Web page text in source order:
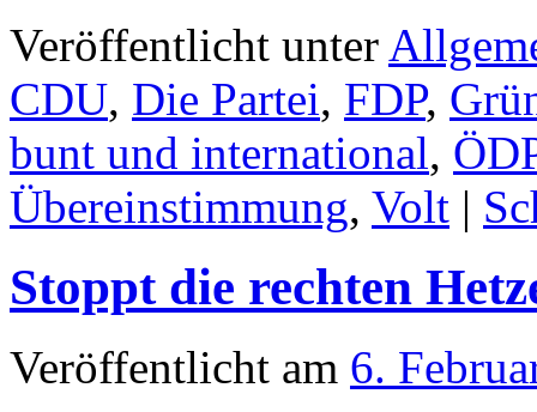
Veröffentlicht unter
CDU, Die Partei, FDP,
bunt und international,
Übereinstimmung, Volt |
Stoppt die rechten
Veröffentlicht am 6.